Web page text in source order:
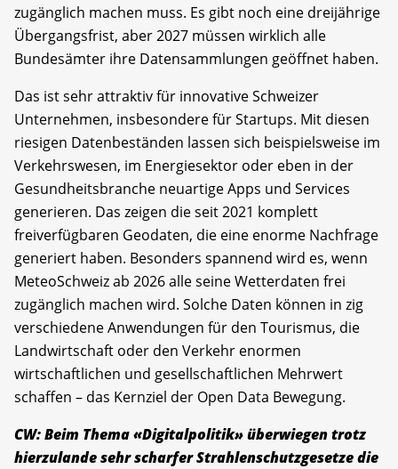
zugänglich machen muss. Es gibt noch eine dreijährige
Übergangsfrist, aber 2027 müssen wirklich alle
Bundesämter ihre Datensammlungen geöffnet haben.
Das ist sehr attraktiv für innovative Schweizer
Unternehmen, insbesondere für Startups. Mit diesen
riesigen Datenbeständen lassen sich beispielsweise im
Verkehrswesen, im Energiesektor oder eben in der
Gesundheitsbranche neuartige Apps und Services
generieren. Das zeigen die seit 2021 komplett
freiverfügbaren Geodaten, die eine enorme Nachfrage
generiert haben. Besonders spannend wird es, wenn
MeteoSchweiz ab 2026 alle seine Wetterdaten frei
zugänglich machen wird. Solche Daten können in zig
verschiedene Anwendungen für den Tourismus, die
Landwirtschaft oder den Verkehr enormen
wirtschaftlichen und gesellschaftlichen Mehrwert
schaffen – das Kernziel der Open Data Bewegung.
CW: Beim Thema «Digitalpolitik» überwiegen trotz
hierzulande sehr scharfer Strahlenschutzgesetze die